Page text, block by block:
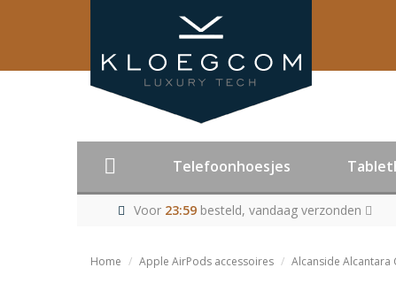
Telefoonhoesjes
Voor 23:59besteld, vandaag verzonden
Home Apple AirPods accessoires Alcanside Alcantara